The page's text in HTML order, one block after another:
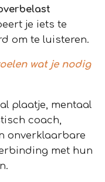
je iets te
om te luisteren.
wat je nodig
plaatje, mentaal
coach,
onverklaarbare
met hun